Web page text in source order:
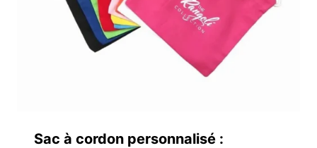
Sac à cordon personnalisé :